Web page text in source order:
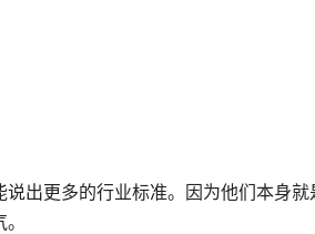
出更多的行业标准。因为他们本身就